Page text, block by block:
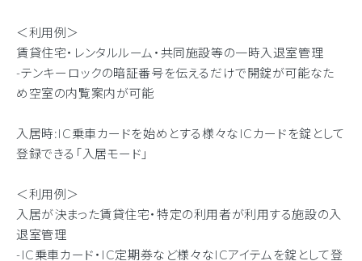
＜利用例＞
賃貸住宅・レンタルルーム・共同施設等の一時入退室管理
-テンキーロックの暗証番号を伝えるだけで開錠が可能なた
め空室の内覧案内が可能
入居時:IC乗車カードを始めとする様々な ICカードを錠として
登録できる「入居モード」
＜利用例＞
入居が決まった賃貸住宅・特定の利用者が利用する施設の入
退室管理
-IC乗車カード・ IC定期券など様々なICアイテムを錠として登